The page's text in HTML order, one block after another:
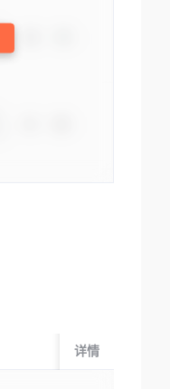
起运国/地区
详情